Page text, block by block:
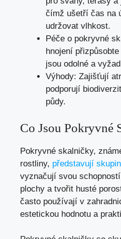
čímž ušetří čas na
udržovat vlhkost.
Péče o pokryvné
hnojení
jsou odolné a
Výhody: Zajišťují
podporují
půdy.
Co Jsou Pokryvné
Pokryvné skalničky,
rostliny, představují
vyznačují svou
plochy a tvořit husté
často používají v
estetickou hodnotu a